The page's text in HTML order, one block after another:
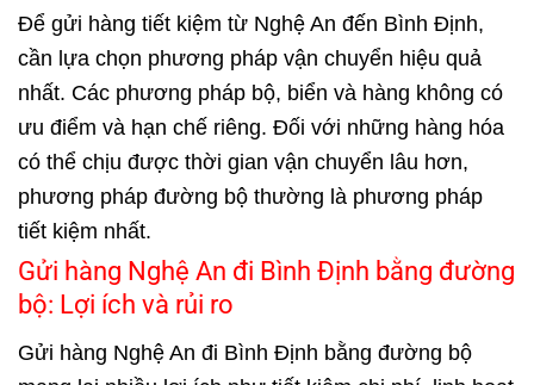
Để gửi hàng tiết kiệm từ Nghệ An đến Bình Định,
cần lựa chọn phương pháp vận chuyển hiệu quả
nhất. Các phương pháp bộ, biển và hàng không có
ưu điểm và hạn chế riêng. Đối với những hàng hóa
có thể chịu được thời gian vận chuyển lâu hơn,
phương pháp đường bộ thường là phương pháp
tiết kiệm nhất.
Gửi hàng Nghệ An đi Bình Định bằng đường
bộ: Lợi ích và rủi ro
Gửi hàng Nghệ An đi Bình Định bằng đường bộ